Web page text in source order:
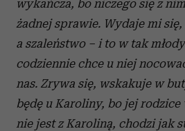
wykańcza, bo niczego się z
żadnej sprawie. Wydaje mi się,
a szaleństwo – i to w tak
codziennie chce u niej
nas. Zrywa się, wskakuje w
będę u Karoliny, bo jej rodzice
nie jest z Karoliną, chodzi jak